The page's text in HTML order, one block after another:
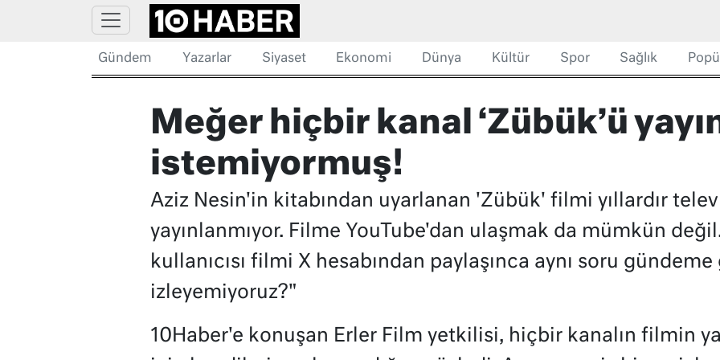
Gündem Yazarlar Siyaset Ekonomi Dünya Kültür Spor Sağlık
Meğer hiçbir kanal ‘Zübük’ü
istemiyormuş!
Aziz Nesin'in kitabından uyarlanan 'Zübük' filmi yıllardır
yayınlanmıyor. Filme YouTube'dan ulaşmak da mümkün
kullanıcısı filmi X hesabından paylaşınca aynı soru
izleyemiyoruz?"
10Haber'e konuşan Erler Film yetkilisi, hiçbir kanalın filmin